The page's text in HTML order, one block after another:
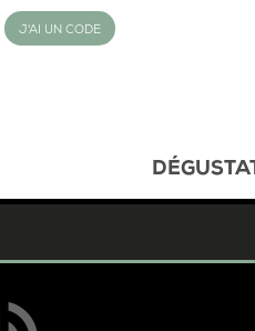
J'AI UN CODE